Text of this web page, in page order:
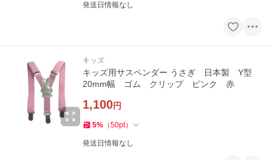
発送日情報なし
キッズ
キッズ用サスペンダー うさぎ 日本製 Y型
20mm幅 ゴム クリップ ピンク 赤
1,100円
5% （50pt）
発送日情報なし